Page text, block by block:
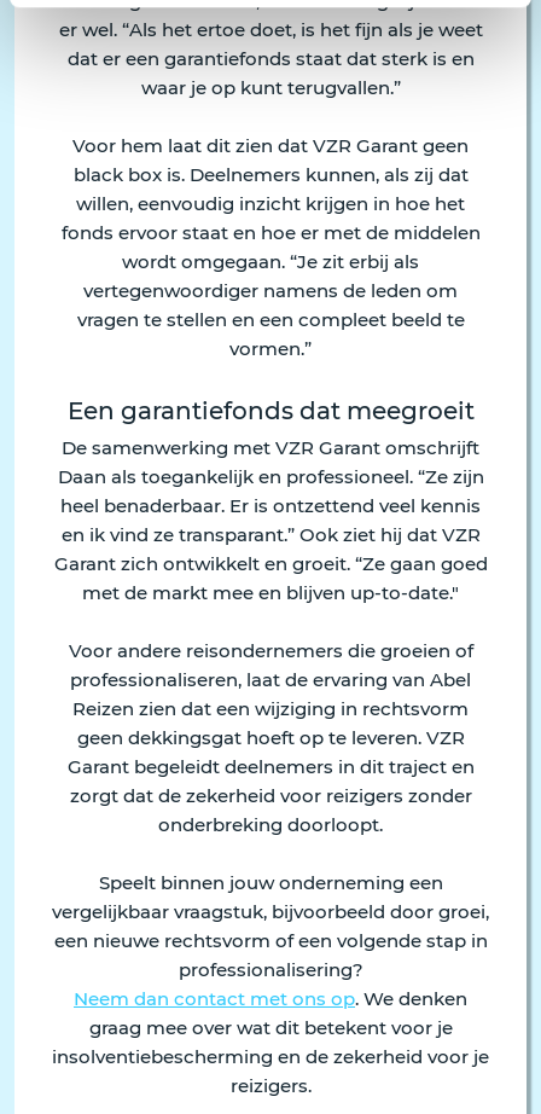
er wel. “Als het ertoe doet, is het fijn als je weet
dat er een garantiefonds staat dat sterk is en
waar je op kunt terugvallen.”
Voor hem laat dit zien dat VZR Garant geen
black box is. Deelnemers kunnen, als zij dat
willen, eenvoudig inzicht krijgen in hoe het
fonds ervoor staat en hoe er met de middelen
wordt omgegaan. “Je zit erbij als
vertegenwoordiger namens de leden om
vragen te stellen en een compleet beeld te
vormen.”
Een garantiefonds dat meegroeit
De samenwerking met VZR Garant omschrijft
Daan als toegankelijk en professioneel. “Ze zijn
heel benaderbaar. Er is ontzettend veel kennis
en ik vind ze transparant.” Ook ziet hij dat VZR
Garant zich ontwikkelt en groeit. “Ze gaan goed
met de markt mee en blijven up-to-date."
Voor andere reisondernemers die groeien of
professionaliseren, laat de ervaring van Abel
Reizen zien dat een wijziging in rechtsvorm
geen dekkingsgat hoeft op te leveren. VZR
Garant begeleidt deelnemers in dit traject en
zorgt dat de zekerheid voor reizigers zonder
onderbreking doorloopt.
Speelt binnen jouw onderneming een
vergelijkbaar vraagstuk, bijvoorbeeld door groei,
een nieuwe rechtsvorm of een volgende stap in
professionalisering?
Neem dan contact met ons op. We denken
graag mee over wat dit betekent voor je
insolventiebescherming en de zekerheid voor je
reizigers.